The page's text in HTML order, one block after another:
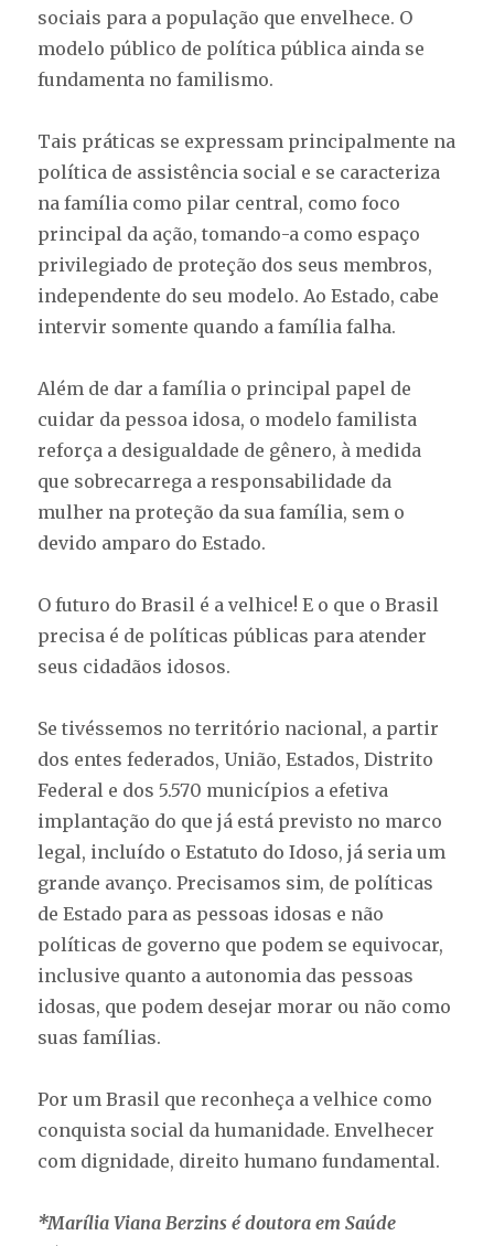
sociais para a população que envelhece. O
modelo público de política pública ainda se
fundamenta no familismo.
Tais práticas se expressam principalmente na
política de assistência social e se caracteriza
na família como pilar central, como foco
principal da ação, tomando-a como espaço
privilegiado de proteção dos seus membros,
independente do seu modelo. Ao Estado, cabe
intervir somente quando a família falha.
Além de dar a família o principal papel de
cuidar da pessoa idosa, o modelo familista
reforça a desigualdade de gênero, à medida
que sobrecarrega a responsabilidade da
mulher na proteção da sua família, sem o
devido amparo do Estado.
O futuro do Brasil é a velhice! E o que o Brasil
precisa é de políticas públicas para atender
seus cidadãos idosos.
Se tivéssemos no território nacional, a partir
dos entes federados, União, Estados, Distrito
Federal e dos 5.570 municípios a efetiva
implantação do que já está previsto no marco
legal, incluído o Estatuto do Idoso, já seria um
grande avanço. Precisamos sim, de políticas
de Estado para as pessoas idosas e não
políticas de governo que podem se equivocar,
inclusive quanto a autonomia das pessoas
idosas, que podem desejar morar ou não como
suas famílias.
Por um Brasil que reconheça a velhice como
conquista social da humanidade. Envelhecer
com dignidade, direito humano fundamental.
*Marília Viana Berzins é doutora em Saúde